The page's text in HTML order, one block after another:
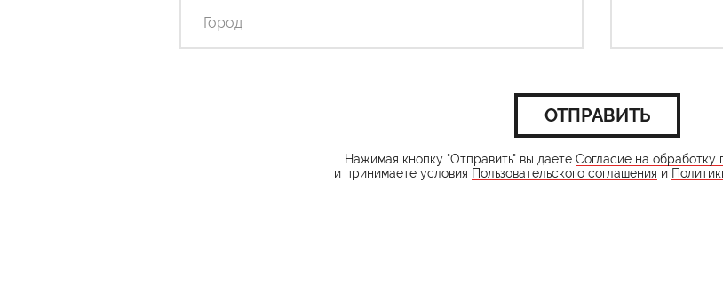
ОТПРАВИТЬ
Нажимая кнопку "Отправить" вы даете Согласие на обработку
и принимаете условия Пользовательского соглашения и